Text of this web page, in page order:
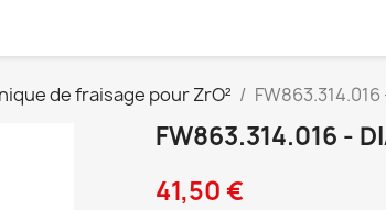
de fraisage pour ZrO²
FW863.314.016 -
41,50 €